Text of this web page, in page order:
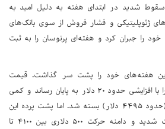
شدید در ابتدای هفته به دلیل امید به
ژئوپلیتیکی و فشار فروش از سوی بانک‌های
را جبران کرد و هفته‌ای پرنوسان را به ثبت
هفته‌های خود را پشت سر گذاشت. قیمت
طلای نقدی در نهایت هفته را با افزایشی حدود ۲۰ دلار به پایان رساند و کمی
پایین‌تر از سطح ۴۵۰۰ دلار (حدود ۴۴۹۵ دلار) بسته شد. اما پشت پرده این
افزایش هفتگی اندک، نوسانات شدید و دامنه حرکت ۵۰۰ دلاری بین ۴۱۰۰ تا